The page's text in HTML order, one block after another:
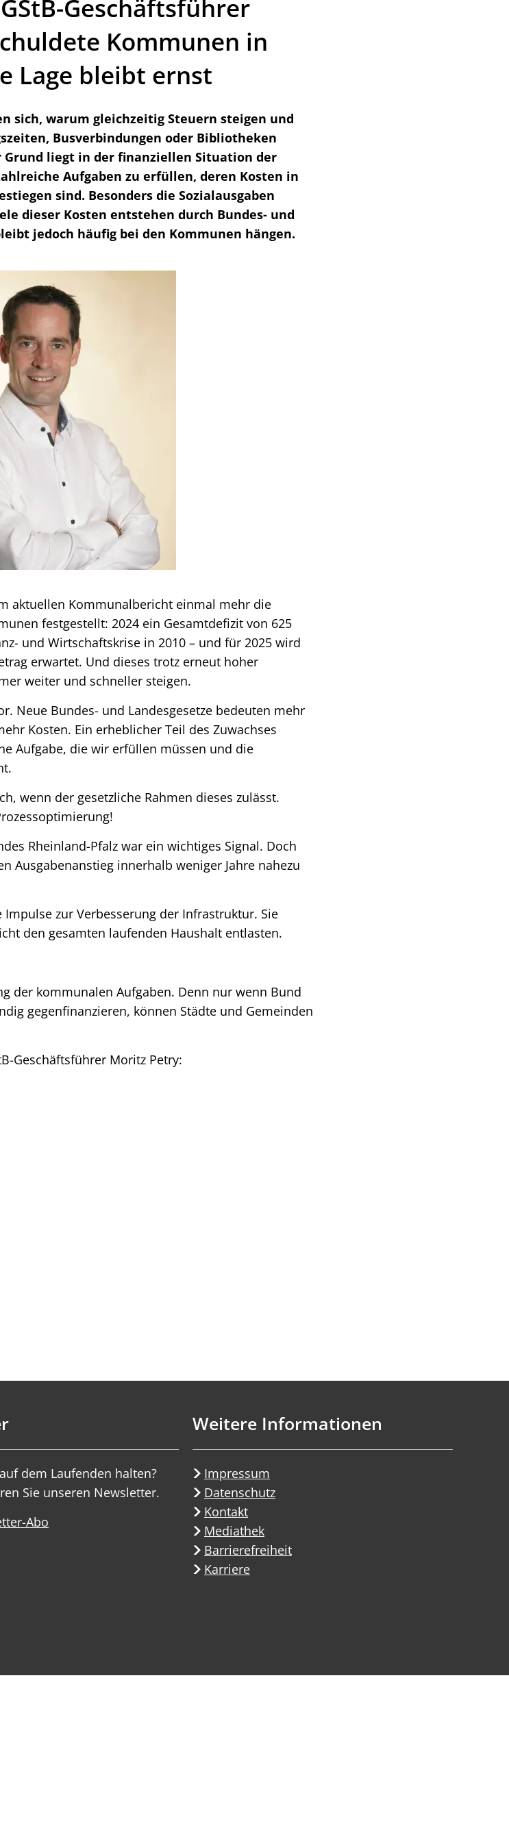
Geschäftsführer
Kommunen in
Lage bleibt ernst
sich, warum gleichzeitig Steuern steigen und
Busverbindungen oder Bibliotheken
Grund liegt in der finanziellen Situation der
Aufgaben zu erfüllen, deren Kosten in
sind. Besonders die Sozialausgaben
dieser Kosten entstehen durch Bundes- und
jedoch häufig bei den Kommunen hängen.
aktuellen Kommunalbericht einmal mehr die
festgestellt: 2024 ein Gesamtdefizit von 625
und Wirtschaftskrise in 2010 – und für 2025 wird
erwartet. Und dieses trotz erneut hoher
weiter und schneller steigen.
Neue Bundes- und Landesgesetze bedeuten mehr
Kosten. Ein erheblicher Teil des Zuwachses
Aufgabe, die wir erfüllen müssen und die
wenn der gesetzliche Rahmen dieses zulässt.
Rheinland-Pfalz war ein wichtiges Signal. Doch
Ausgabenanstieg innerhalb weniger Jahre nahezu
zur Verbesserung der Infrastruktur. Sie
den gesamten laufenden Haushalt entlasten.
der kommunalen Aufgaben. Denn nur wenn Bund
gegenfinanzieren, können Städte und Gemeinden
Geschäftsführer Moritz Petry:
dem Laufenden halten?
Sie unseren Newsletter.
Abo
Weitere Informationen
Impressum
Datenschutz
Kontakt
Mediathek
Barrierefreiheit
Karriere